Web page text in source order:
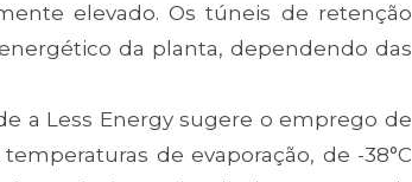
elevado. Os túneis de retenção
da planta, dependendo das
a Less Energy sugere o emprego de
de evaporação, de -38°C